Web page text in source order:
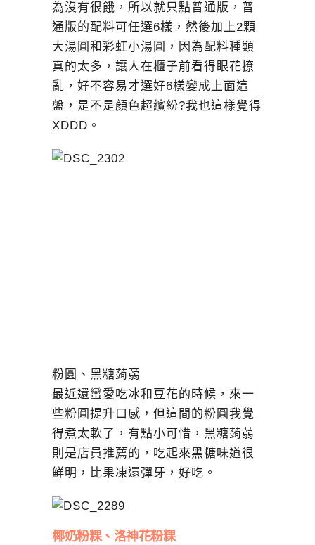
為沒有很餓，所以就只點普通版，普
通版的配料可任選6樣，然後加上2顆
大湯圓和彩虹小湯圓，因為配料種類
真的太多，讓人在櫃子前看得眼花撩
亂，好不容易才選好6樣變成上面這
盤，是不是顏色超繽紛?我也這樣覺得
XDDD。
粉圓、黑糖蒟蒻
最近還蠻愛吃冰和豆花的時候，來一
些粉圓提升口感，但這間的粉圓我覺
得煮太軟了，有點小可惜，黑糖蒟蒻
則是店員推薦的，吃起來黑糖味道很
鮮明，比果凍還彈牙，好吃。
椰奶粉粿、洛神花粉粿